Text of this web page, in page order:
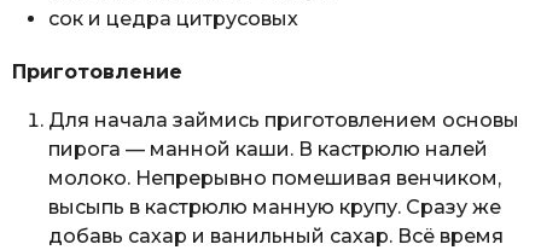
сок и цедра цитрусовых
Приготовление
Для начала займись приготовлением основы
пирога — манной каши. В кастрюлю налей
молоко. Непрерывно помешивая венчиком,
высыпь в кастрюлю манную крупу. Сразу же
добавь сахар и ванильный сахар. Всё время